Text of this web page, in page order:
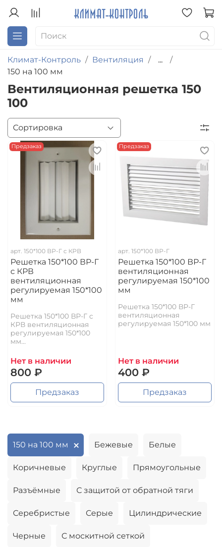
Климат-Контроль Вентиляция
...
150 на 100 мм
Вентиляционная решетка 150
100
Предзаказ
арт. 150*100 ВР-Г с КРВ
Решетка 150*100 ВР-Г
с КРВ
вентиляционная
регулируемая 150*100
мм
Решетка 150*100 ВР-Г с
КРВ вентиляционная
регулируемая 150*100
мм...
Нет в наличии
800 ₽
Предзаказ
Предзаказ
арт. 150*100 ВР-Г
Решетка 150*100 ВР-Г
вентиляционная
регулируемая 150*100
мм
Решетка 150*100 ВР-Г
вентиляционная
регулируемая 150*100 мм
Нет в наличии
400 ₽
Предзаказ
150 на 100 мм Бежевые Белые
Коричневые Круглые Прямоугольные
Разъёмные С защитой от обратной тяги
Серебристые Серые Цилиндрические
Черные С москитной сеткой